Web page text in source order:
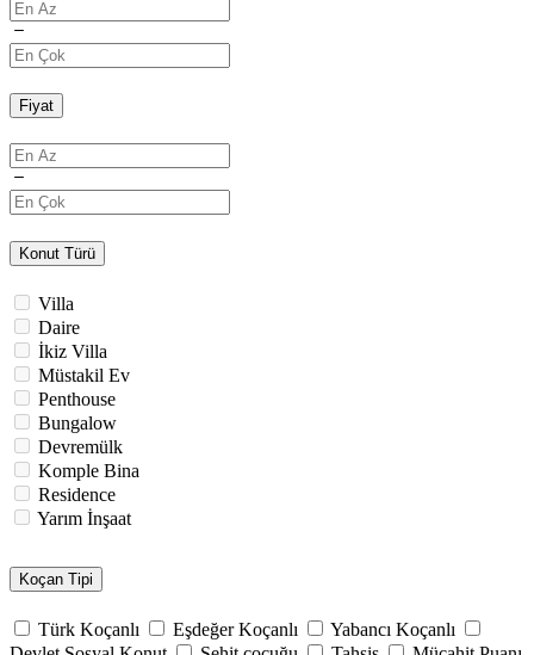
Fiyat
Konut Türü
Villa
Daire
İkiz Villa
Müstakil Ev
Penthouse
Bungalow
Devremülk
Komple Bina
Residence
Yarım İnşaat
Koçan Tipi
Türk Koçanlı Eşdeğer Koçanlı
Yabancı Koçanlı